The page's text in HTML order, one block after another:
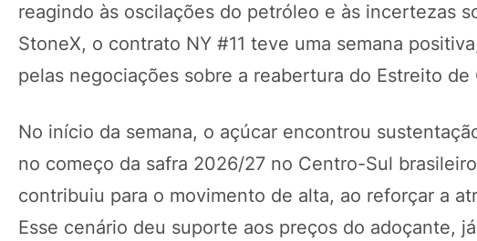
reagindo às oscilações do petróleo e às incertezas
StoneX, o contrato NY #11 teve uma semana
pelas negociações sobre a reabertura do Estreito de
No início da semana, o açúcar encontrou
no começo da safra 2026/27 no Centro-Sul
contribuiu para o movimento de alta, ao reforçar a
Esse cenário deu suporte aos preços do adoçante,